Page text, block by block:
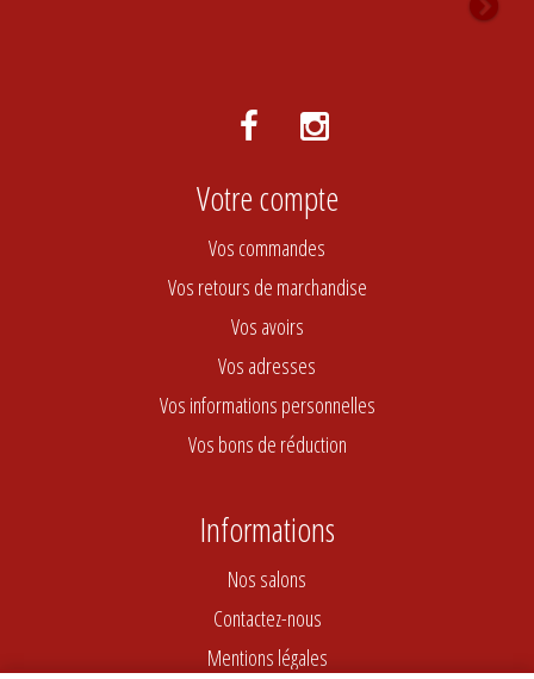
Votre compte
Vos commandes
Vos retours de marchandise
Vos avoirs
Vos adresses
Vos informations personnelles
Vos bons de réduction
Informations
Nos salons
Contactez-nous
Mentions légales